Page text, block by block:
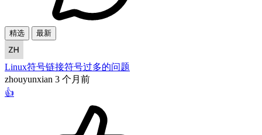
精选 最新
Linux符号链接符号过多的问题
zhouyunxian 3 个月前
👍